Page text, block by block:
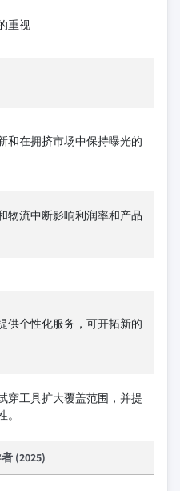
重视
和在拥挤市场中保持曝光的
物流中断影响利润率和产品
供个性化服务，可开拓新的
穿工具扩大覆盖范围，并提
(2025)